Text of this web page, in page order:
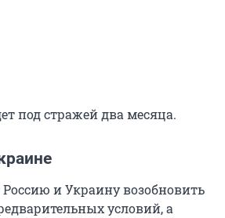
под стражей два месяца.
и Украину возобновить
условий, а